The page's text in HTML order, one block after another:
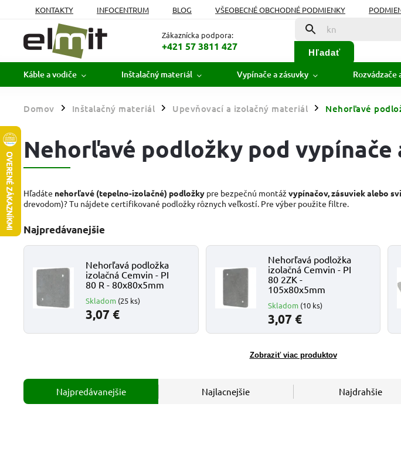
KONTAKTY INFOCENTRUM BLOG VŠEOBECNÉ OBCHODNÉ PODMIENKY
MOJA OBJEDNÁVKA
Zákaznícka podpora:
+421 57 3811 427
Hľadať
Káble a vodiče Inštalačný materiál Vypínače a zásuvky
Domov / Inštalačný materiál / Upevňovací a izolačný materiál / Nehorľavé
Nehorľavé podložky pod vypínače
Hľadáte nehorľavé (tepelno-izolačné) podložky pre bezpečnú montáž vypínačov, zásuviek alebo
drevodom)? Tu nájdete certifikované podložky rôznych veľkostí. Pre výber použite filtre.
Najpredávanejšie
Nehorľavá podložka
izolačná Cemvin - PI
80 R - 80x80x5mm
Skladom (25 ks)
3,07 €
Nehorľavá podložka
izolačná Cemvin - PI
80 2ZK -
105x80x5mm
Skladom (10 ks)
3,07 €
Zobraziť viac produktov
Najpredávanejšie Najlacnejšie Najdrahšie